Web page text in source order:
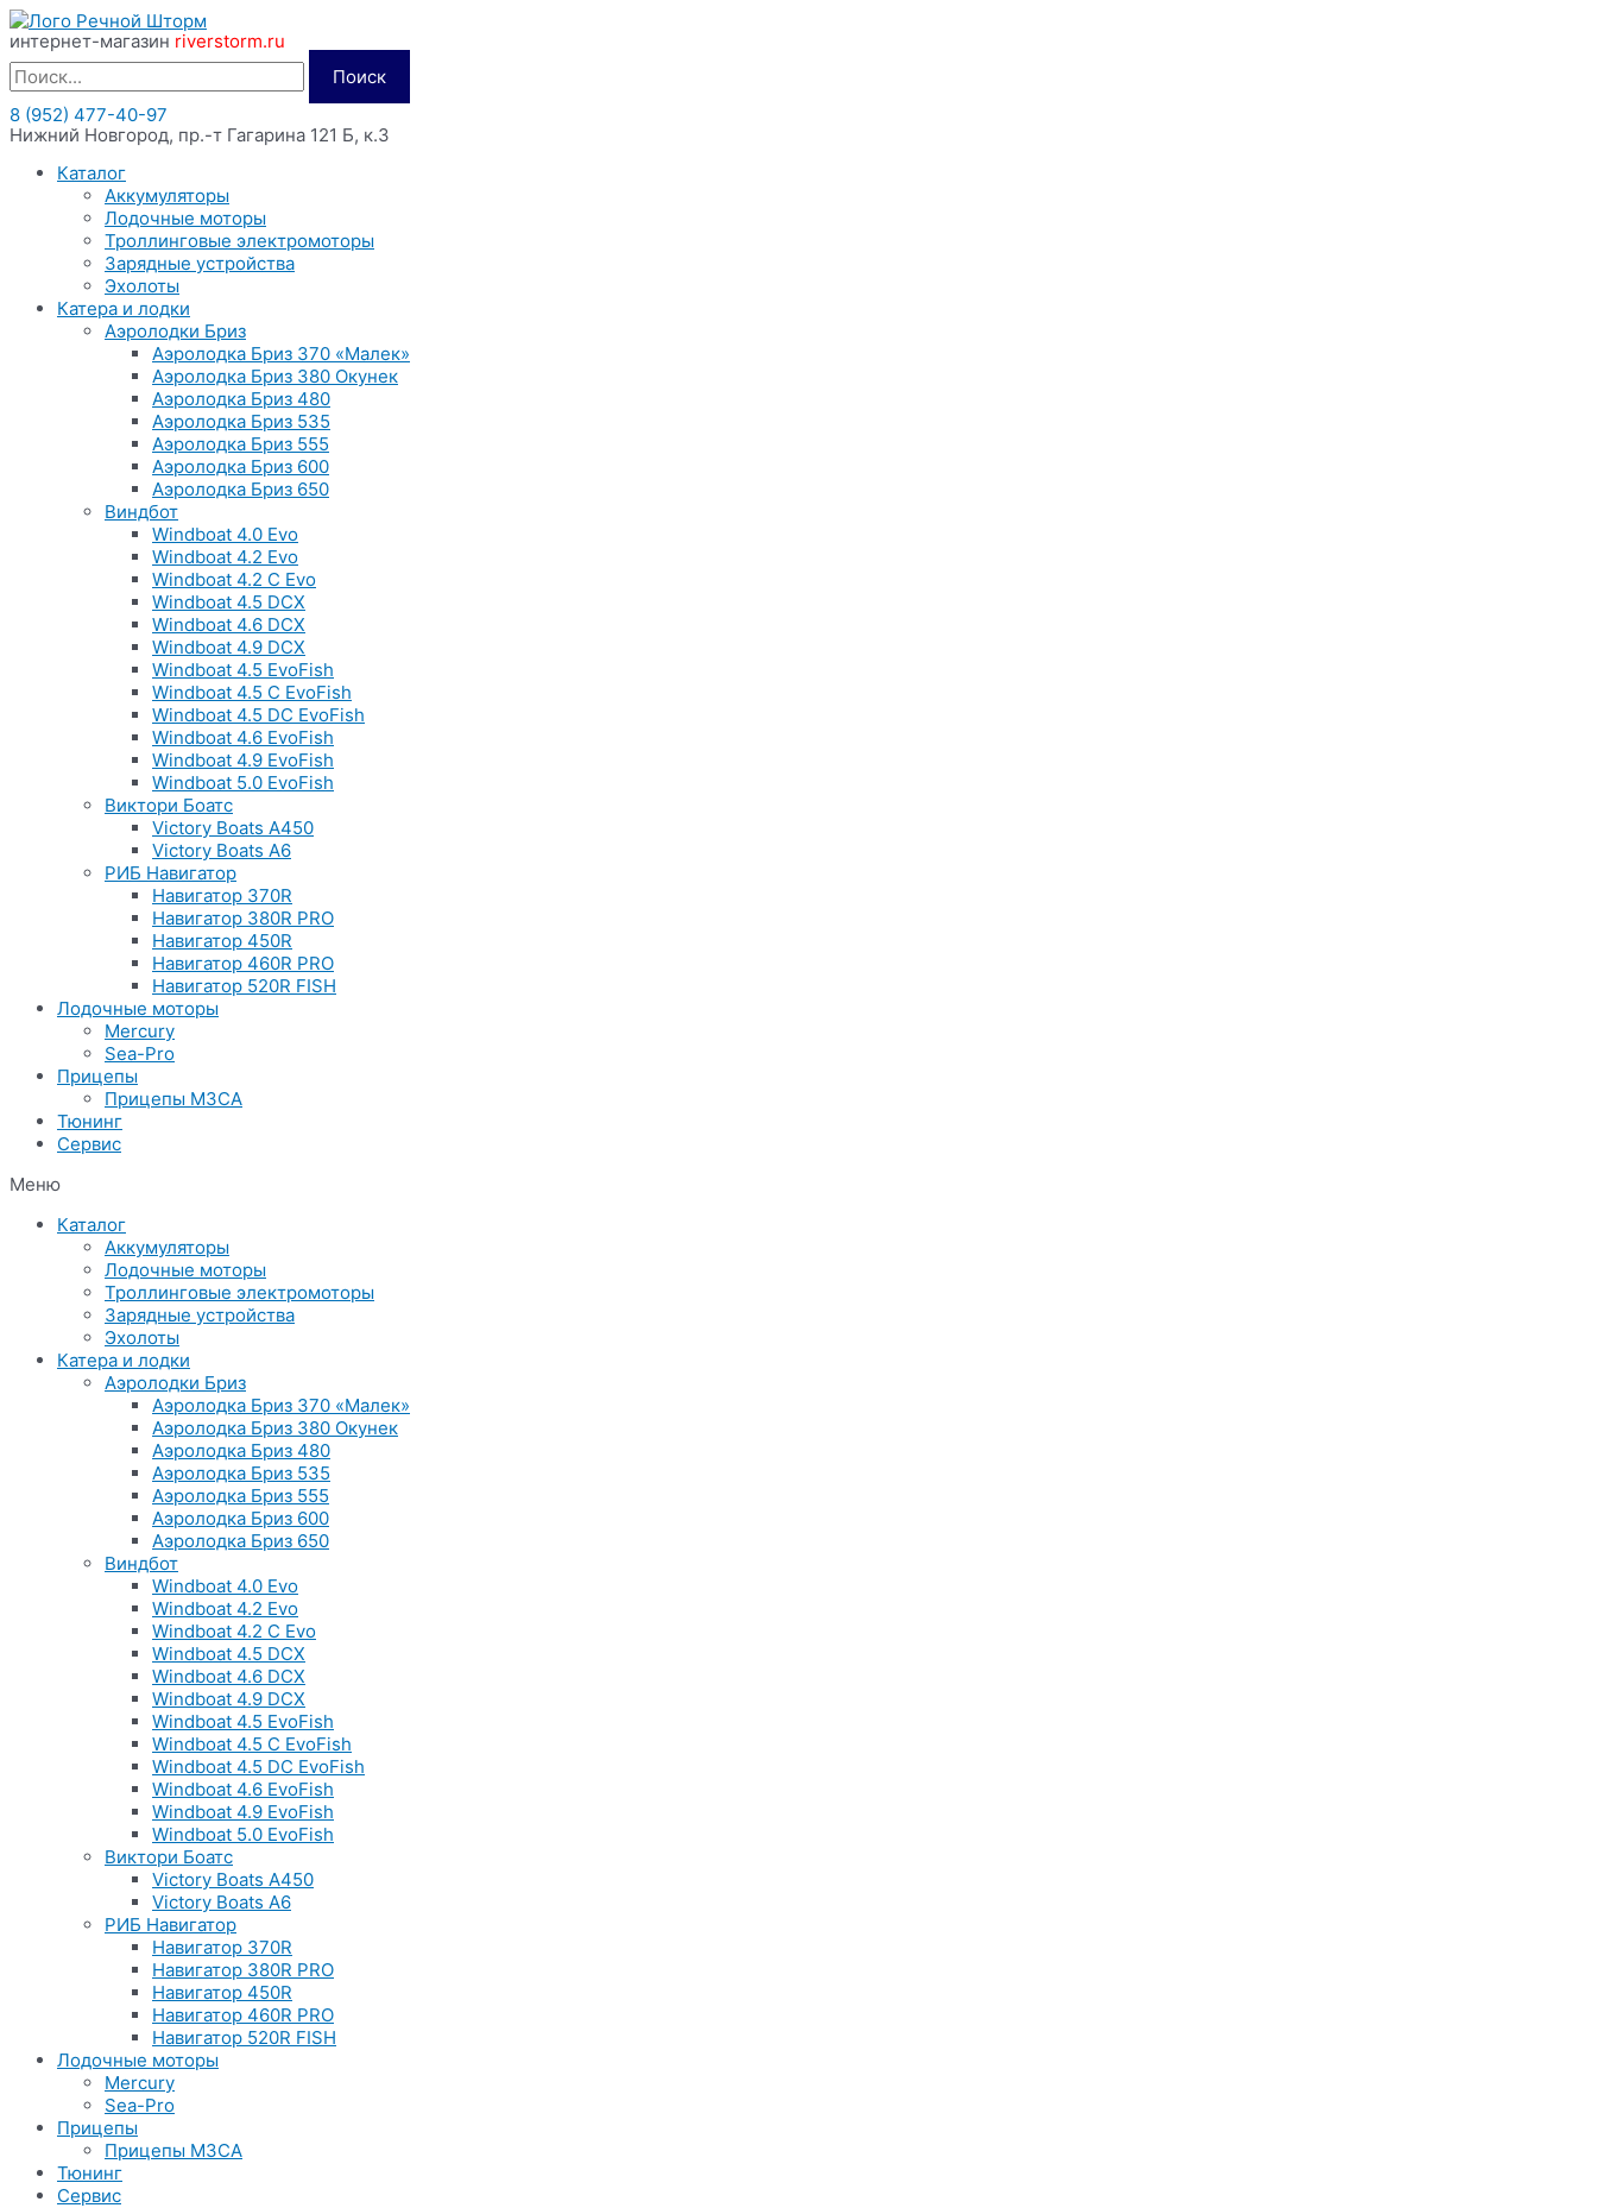
Перейти
к
содержимому
интернет-магазин riverstorm.ru
Поиск
8 (952) 477-40-97
Нижний Новгород, пр.-т Гагарина 121 Б, к.3
Каталог
Аккумуляторы
Лодочные моторы
Троллинговые электромоторы
Зарядные устройства
Эхолоты
Катера и лодки
Аэролодки Бриз
Аэролодка Бриз 370 «Малек»
Аэролодка Бриз 380 Окунек
Аэролодка Бриз 480
Аэролодка Бриз 535
Аэролодка Бриз 555
Аэролодка Бриз 600
Аэролодка Бриз 650
Виндбот
Windboat 4.0 Evo
Windboat 4.2 Evo
Windboat 4.2 C Evo
Windboat 4.5 DCX
Windboat 4.6 DCX
Windboat 4.9 DCX
Windboat 4.5 EvoFish
Windboat 4.5 C EvoFish
Windboat 4.5 DC EvoFish
Windboat 4.6 EvoFish
Windboat 4.9 EvoFish
Windboat 5.0 EvoFish
Виктори Боатс
Victory Boats A450
Victory Boats A6
РИБ Навигатор
Навигатор 370R
Навигатор 380R PRO
Навигатор 450R
Навигатор 460R PRO
Навигатор 520R FISH
Лодочные моторы
Mercury
Sea-Pro
Прицепы
Прицепы МЗСА
Тюнинг
Сервис
Меню
Каталог
Аккумуляторы
Лодочные моторы
Троллинговые электромоторы
Зарядные устройства
Эхолоты
Катера и лодки
Аэролодки Бриз
Аэролодка Бриз 370 «Малек»
Аэролодка Бриз 380 Окунек
Аэролодка Бриз 480
Аэролодка Бриз 535
Аэролодка Бриз 555
Аэролодка Бриз 600
Аэролодка Бриз 650
Виндбот
Windboat 4.0 Evo
Windboat 4.2 Evo
Windboat 4.2 C Evo
Windboat 4.5 DCX
Windboat 4.6 DCX
Windboat 4.9 DCX
Windboat 4.5 EvoFish
Windboat 4.5 C EvoFish
Windboat 4.5 DC EvoFish
Windboat 4.6 EvoFish
Windboat 4.9 EvoFish
Windboat 5.0 EvoFish
Виктори Боатс
Victory Boats A450
Victory Boats A6
РИБ Навигатор
Навигатор 370R
Навигатор 380R PRO
Навигатор 450R
Навигатор 460R PRO
Навигатор 520R FISH
Лодочные моторы
Mercury
Sea-Pro
Прицепы
Прицепы МЗСА
Тюнинг
Сервис